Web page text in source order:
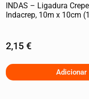
INDAS – Ligadura
Indacrep, 10m x 10cm
2,15 €
Adicionar